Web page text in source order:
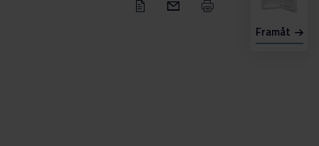
Framåt